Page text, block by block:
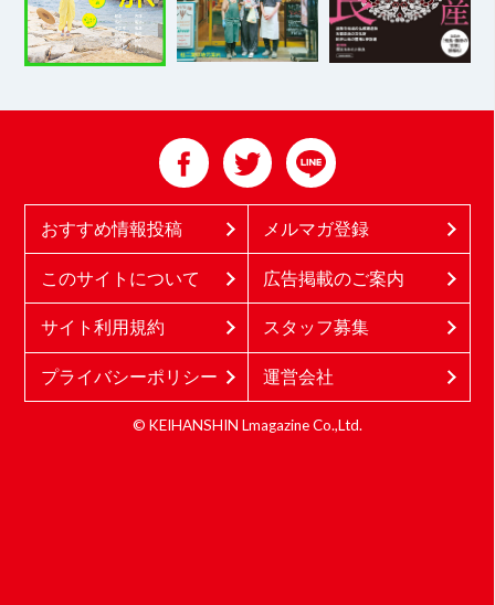
おすすめ情報投稿 メルマガ登録
このサイトについて 広告掲載のご案内
サイト利用規約 スタッフ募集
プライバシーポリシー 運営会社
© KEIHANSHIN Lmagazine Co.,Ltd.